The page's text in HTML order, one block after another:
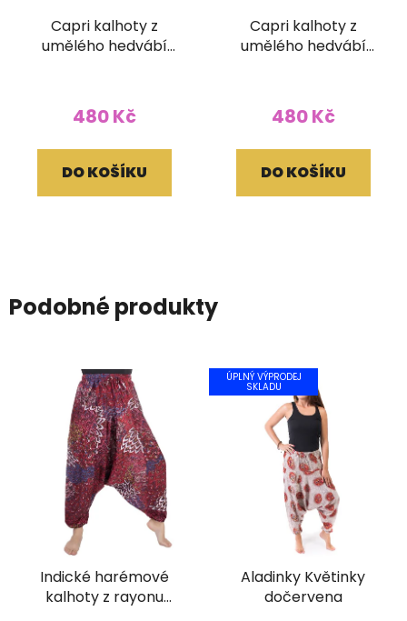
Capri kalhoty z
umělého hedvábí
480 Kč
DO KOŠÍKU
Capri kalhoty z
umělého hedvábí
480 Kč
DO KOŠÍKU
Podobné produkty
Indické harémové
kalhoty z rayonu
ÚPLNÝ VÝPRODEJ
SKLADU
Aladinky Květinky
dočervena